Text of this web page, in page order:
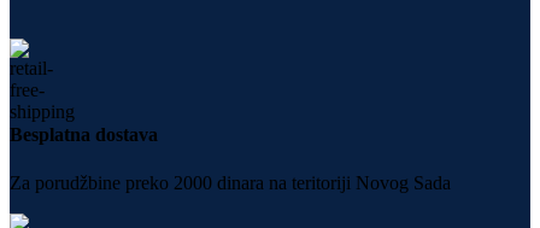
Besplatna dostava
Za porudžbine preko 2000 dinara na teritoriji Novog Sada